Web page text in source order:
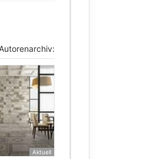
Autorenarchiv:
Aktuell